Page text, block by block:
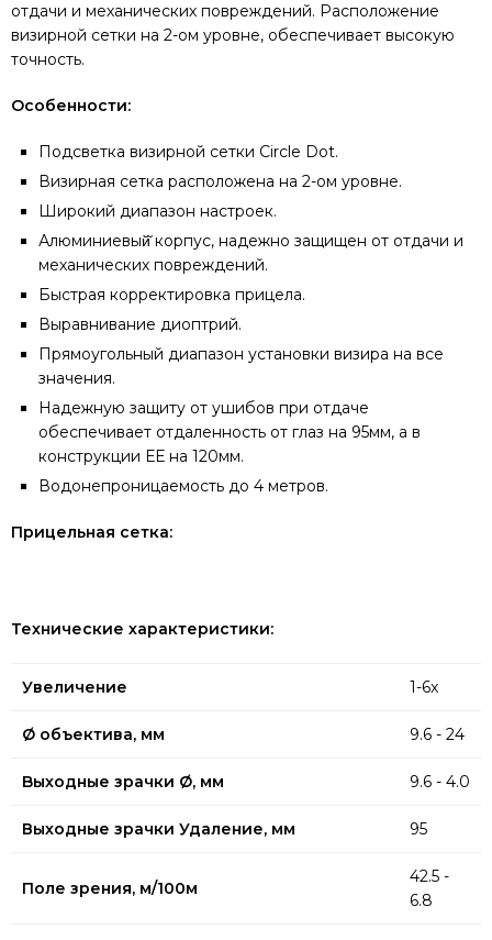
отдачи и механических повреждений. Расположение
визирной сетки на 2-ом уровне, обеспечивает высокую
точность.
Особенности:
Подсветка визирной сетки Circle Dot.
Визирная сетка расположена на 2-ом уровне.
Широкий диапазон настроек.
Алюминиевый̆ корпус, надежно защищен от отдачи и
механических повреждений.
Быстрая корректировка прицела.
Выравнивание диоптрий.
Прямоугольный диапазон установки визира на все
значения.
Надежную защиту от ушибов при отдаче
обеспечивает отдаленность от глаз на 95мм, а в
конструкции ЕЕ на 120мм.
Водонепроницаемость до 4 метров.
Прицельная сетка:
Технические характеристики:
Увеличение 1-6x
Ø объектива, мм 9.6 - 24
Bыходные зрачки Ø, мм 9.6 - 4.0
Выходные зрачки Удаление, мм 95
Поле зрения, м/100м
42.5 -
6.8